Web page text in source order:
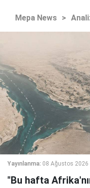
Mepa News >
Yayınlanma: 08 Ağustos 2026
"Bu hafta